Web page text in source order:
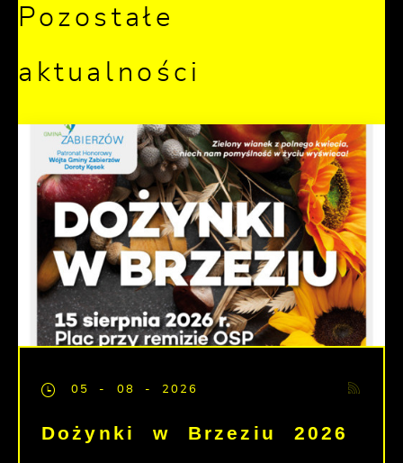
Pozostałe
aktualności
05 - 08 - 2026
Dożynki w Brzeziu 2026